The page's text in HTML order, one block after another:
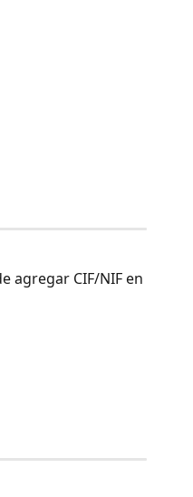
agregar CIF/NIF en